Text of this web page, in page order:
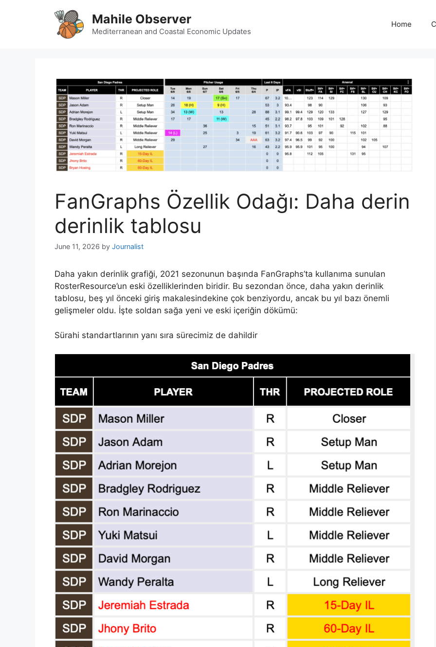
Mahile Observer
Mediterranean and Coastal Economic Updates
Home
FanGraphs Özellik Odağı: Daha derin
derinlik tablosu
June 11, 2026 by Journalist
Daha yakın derinlik grafiği, 2021 sezonunun başında FanGraphs’ta kullanıma sunulan
RosterResource’un eski özelliklerinden biridir. Bu sezondan önce, daha yakın derinlik
tablosu, beş yıl önceki giriş makalesindekine çok benziyordu, ancak bu yıl bazı önemli
gelişmeler oldu. İşte soldan sağa yeni ve eski içeriğin dökümü:
Sürahi standartlarının yanı sıra sürecimiz de dahildir